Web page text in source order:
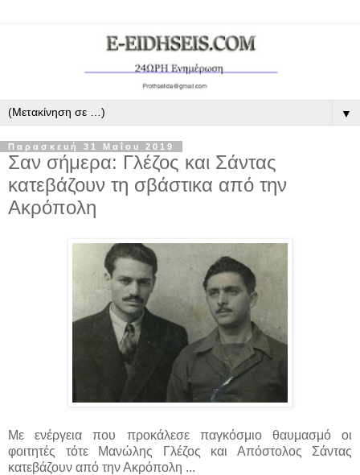
▼
Παρασκευή 31 Μαΐου 2019
Σαν σήμερα: Γλέζος και Σάντας
κατεβάζουν τη σβάστικα από την
Ακρόπολη
Με ενέργεια που προκάλεσε παγκόσμιο θαυμασμό οι
φοιτητές τότε Μανώλης Γλέζος και Απόστολος Σάντας
κατεβάζουν από την Ακρόπολη ...